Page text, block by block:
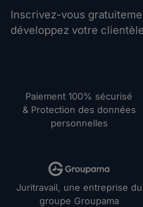
Inscrivez-vous
développez votre clientèle
Paiement 100% sécurisé
& Protection des données
personnelles
Juritravail, une entreprise du
groupe Groupama